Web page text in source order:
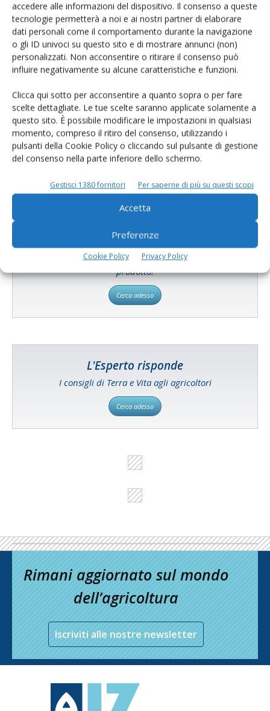
accedere alle informazioni del dispositivo. Il consenso a queste
tecnologie permetterà a noi e ai nostri partner di elaborare
dati personali come il comportamento durante la navigazione
o gli ID univoci su questo sito e di mostrare annunci (non)
personalizzati. Non acconsentire o ritirare il consenso può
influire negativamente su alcune caratteristiche e funzioni.
Clicca qui sotto per acconsentire a quanto sopra o per fare
scelte dettagliate. Le tue scelte saranno applicate solamente a
questo sito. È possibile modificare le impostazioni in qualsiasi
momento, compreso il ritiro del consenso, utilizzando i
pulsanti della Cookie Policy o cliccando sul pulsante di gestione
del consenso nella parte inferiore dello schermo.
Gestisci 1380 fornitori Per saperne di più su questi scopi
Accetta
Preferenze
Cookie Policy Privacy Policy
dell'anno" in occasione di FAZI Fiera Agricola Zootecnica Italiana
Montichiari nella presso la Sala Convegni Pad. 7 bis alle ore 12.30.
Iscriviti per partecipare all'evento
Di Eventi Edagricole
E-magazine
Tecniche, prodotti e servizi dalle aziende
Catalogo Aziende e Prodotti
Un modo semplice per cercare un'azienda o un
prodotto!
Cerca adesso
L'Esperto risponde
I consigli di Terra e Vita agli agricoltori
Cerca adesso
Rimani aggiornato sul mondo
dell’agricoltura
Iscriviti alle nostre newsletter